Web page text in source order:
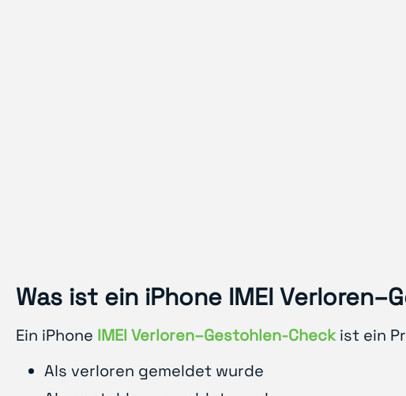
Was ist ein iPhone IMEI
Ein iPhone IMEI Verloren–Gestohlen-Checkist ein
Als verloren gemeldet wurde